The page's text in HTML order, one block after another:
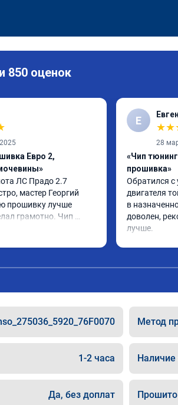
850 оценок
Евро 2,
ЛС Прадо 2.7
мастер Георгий
прошивку лучше
грамотно. Чип
машина ожила
работать лучше,
топлива
Е
★★
28
«Чип
прошивка»
Обратился с
двигателя
в
доволен,
лучше.
Метод
1-2 часа
Да, без доплат